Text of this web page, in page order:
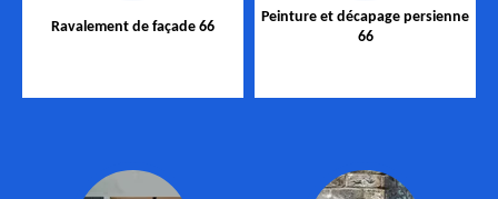
Ravalement de façade 66
Peinture et décapage persienne
66